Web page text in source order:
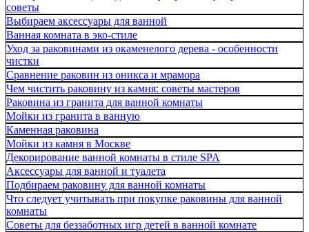
советы
Выбираем аксессуары для ванной
Ванная комната в эко-стиле
Уход за раковинами из окаменелого дерева - особенности
чистки
Сравнение раковин из оникса и мрамора
Чем чистить раковину из камня: советы мастеров
Раковина из гранита для ванной комнаты
Мойки из гранита в ванную
Каменная раковина
Мойки из камня в Москве
Декорирование ванной комнаты в стиле SPA
Аксессуары для ванной и туалета
Подбираем раковину для ванной комнаты
Что следует учитывать при покупке раковины для ванной
комнаты
Советы для беззаботных игр детей в ванной комнате